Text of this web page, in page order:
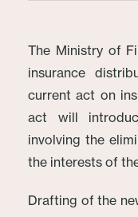
The Ministry of
insurance
current act on
act will
involving the
the interests of
Drafting of the